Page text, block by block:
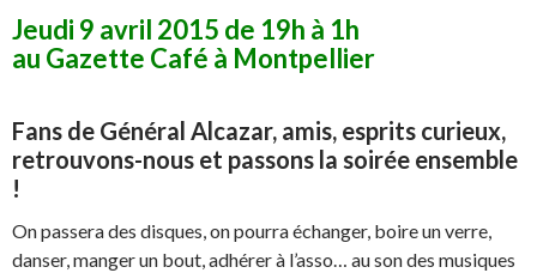
Jeudi 9 avril 2015 de 19h à 1h
au Gazette Café à Montpellier
Fans de Général Alcazar, amis, esprits curieux,
retrouvons-nous et passons la soirée ensemble
!
On passera des disques, on pourra échanger, boire un verre,
danser, manger un bout, adhérer à l’asso… au son des musiques